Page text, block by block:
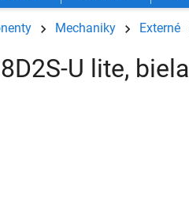
Mechaniky Externé
U lite, biela